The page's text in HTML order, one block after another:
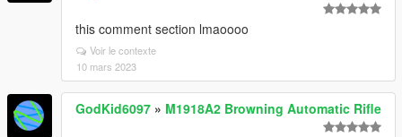
this comment section lmaoooo
Voir le contexte
10 mars 2023
GodKid6097 » M1918A2 Browning Automatic Rifle